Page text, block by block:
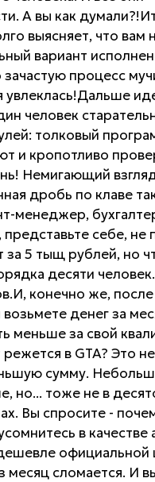
А вы как
выясняет, что вам
вариант
зачастую процесс
увлеклась!Дальше
человек
толковый
и кропотливо
Немигающий
дробь по клаве
менеджер,
себе, не
за 5 тыщ рублей, но
десяти
конечно же,
денег за
меньше за свой
режется в GTA? Это
сумму.
но... тоже не в
Вы спросите -
в
официальной
сломается. И